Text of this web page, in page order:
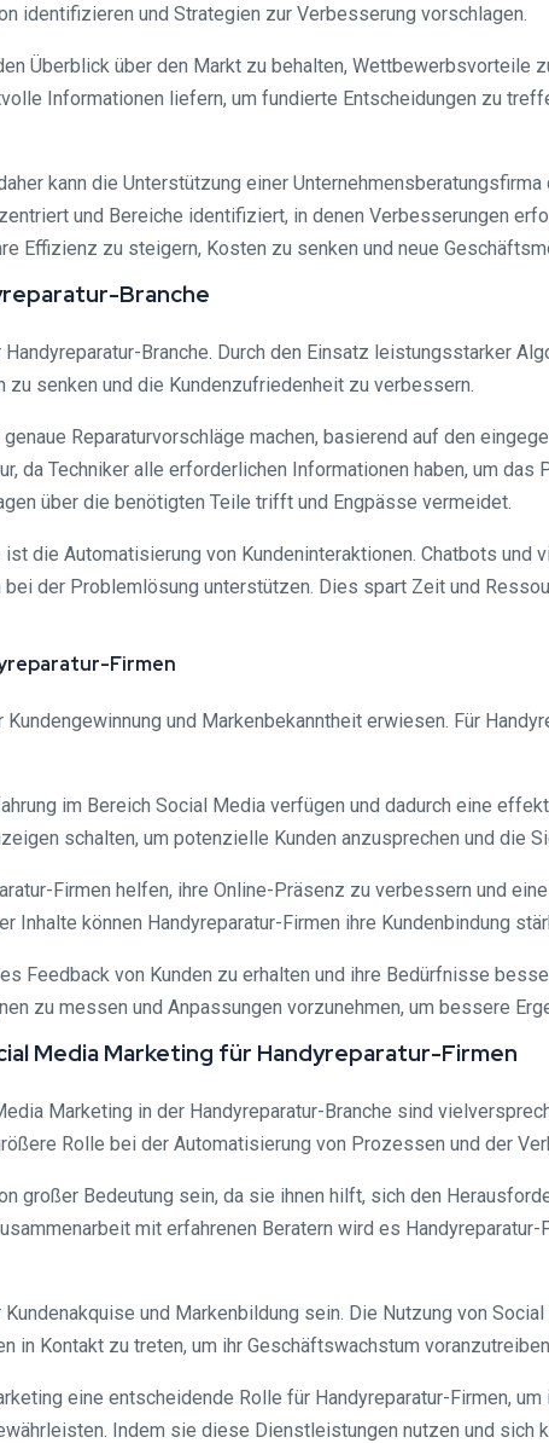
identifizieren und Strategien zur Verbesserung vorschlagen.
Überblick über den Markt zu behalten, Wettbewerbsvorteile
Informationen liefern, um fundierte Entscheidungen zu
kann die Unterstützung einer
und Bereiche identifiziert, in denen Verbesserungen
Effizienz zu steigern, Kosten zu senken und neue
Branche
Branche. Durch den Einsatz leistungsstarker
senken und die Kundenzufriedenheit zu verbessern.
Reparaturvorschläge machen, basierend auf den
da Techniker alle erforderlichen Informationen haben, um das
über die benötigten Teile trifft und Engpässe vermeidet.
die Automatisierung von Kundeninteraktionen. Chatbots
bei der Problemlösung unterstützen. Dies spart Zeit und
Firmen
und Markenbekanntheit erwiesen. Für
im Bereich Social Media verfügen und dadurch eine
schalten, um potenzielle Kunden anzusprechen und die
Firmen helfen, ihre Online-Präsenz zu verbessern und
können Handyreparatur-Firmen ihre Kundenbindung
von Kunden zu erhalten und ihre Bedürfnisse
zu messen und Anpassungen vorzunehmen, um bessere
Media Marketing für Handyreparatur-Firmen
Marketing in der Handyreparatur-Branche sind
Rolle bei der Automatisierung von Prozessen und der
großer Bedeutung sein, da sie ihnen hilft, sich den
mit erfahrenen Beratern wird es
und Markenbildung sein. Die Nutzung von
in Kontakt zu treten, um ihr Geschäftswachstum
eine entscheidende Rolle für Handyreparatur-Firmen,
Indem sie diese Dienstleistungen nutzen und sich